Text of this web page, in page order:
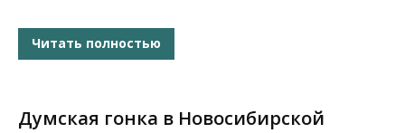
Читать полностью
Думская гонка в Новосибирской